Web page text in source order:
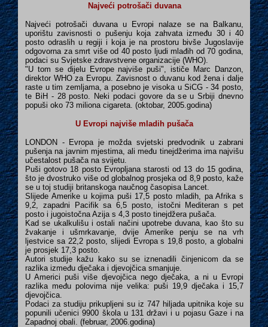
Najveći potrošači duvana
Najveći potrošači duvana u Evropi nalaze se na Balkanu,
uporištu zavisnosti o pušenju koja zahvata između 30 i 40
posto odraslih u regiji i koja je na prostoru bivše Jugoslavije
odgovorna za smrt više od 40 posto ljudi mlađih od 70 godina,
podaci su Svjetske zdravstvene organizacije (WHO).
"U tom se dijelu Evrope najviše puši", ističe Marc Danzon,
direktor WHO za Evropu. Zavisnost o duvanu kod žena i dalje
raste u tim zemljama, a posebno je visoka u SiCG - 34 posto,
te BiH - 28 posto. Neki podaci govore da se u Srbiji dnevno
popuši oko 73 miliona cigareta. (oktobar, 2005.godina)
U Evropi najviše mladih pušača
LONDON - Evropa je možda svjetski predvodnik u zabrani
pušenja na javnim mjestima, ali među tinejdžerima ima najvišu
učestalost pušača na svijetu.
Puši gotovo 18 posto Evropljana starosti od 13 do 15 godina,
što je dvostruko više od globalnog prosjeka od 8,9 posto, kaže
se u toj studiji britanskoga naučnog časopisa Lancet.
Slijede Amerike u kojima puši 17,5 posto mladih, pa Afrika s
9,2, zapadni Pacifik sa 6,5 posto, istočni Mediteran s pet
posto i jugoistočna Azija s 4,3 posto tinejdžera pušača.
Kad se ukalkulišu i ostali načini upotrebe duvana, kao što su
žvakanje i ušmrkavanje, dvije Amerike penju se na vrh
ljestvice sa 22,2 posto, slijedi Evropa s 19,8 posto, a globalni
je prosjek 17,3 posto.
Autori studije kažu kako su se iznenadili činjenicom da se
razlika između dječaka i djevojčica smanjuje.
U Americi puši više djevojčica nego dječaka, a ni u Evropi
razlika među polovima nije velika: puši 19,9 dječaka i 15,7
djevojčica.
Podaci za studiju prikupljeni su iz 747 hiljada upitnika koje su
popunili učenici 9900 škola u 131 državi i u pojasu Gaze i na
Zapadnoj obali. (februar, 2006.godina)